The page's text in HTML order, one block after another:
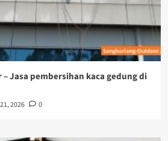
Jasa pembersihan kaca gedung di
2026 0